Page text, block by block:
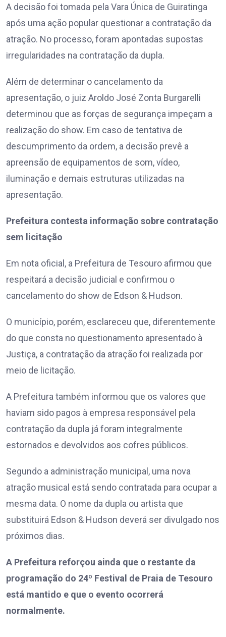
A decisão foi tomada pela Vara Única de Guiratinga
após uma ação popular questionar a contratação da
atração. No processo, foram apontadas supostas
irregularidades na contratação da dupla.
Além de determinar o cancelamento da
apresentação, o juiz Aroldo José Zonta Burgarelli
determinou que as forças de segurança impeçam a
realização do show. Em caso de tentativa de
descumprimento da ordem, a decisão prevê a
apreensão de equipamentos de som, vídeo,
iluminação e demais estruturas utilizadas na
apresentação.
Prefeitura contesta informação sobre contratação
sem licitação
Em nota oficial, a Prefeitura de Tesouro afirmou que
respeitará a decisão judicial e confirmou o
cancelamento do show de Edson & Hudson.
O município, porém, esclareceu que, diferentemente
do que consta no questionamento apresentado à
Justiça, a contratação da atração foi realizada por
meio de licitação.
A Prefeitura também informou que os valores que
haviam sido pagos à empresa responsável pela
contratação da dupla já foram integralmente
estornados e devolvidos aos cofres públicos.
Segundo a administração municipal, uma nova
atração musical está sendo contratada para ocupar a
mesma data. O nome da dupla ou artista que
substituirá Edson & Hudson deverá ser divulgado nos
próximos dias.
A Prefeitura reforçou ainda que o restante da
programação do 24º Festival de Praia de Tesouro
está mantido e que o evento ocorrerá
normalmente.